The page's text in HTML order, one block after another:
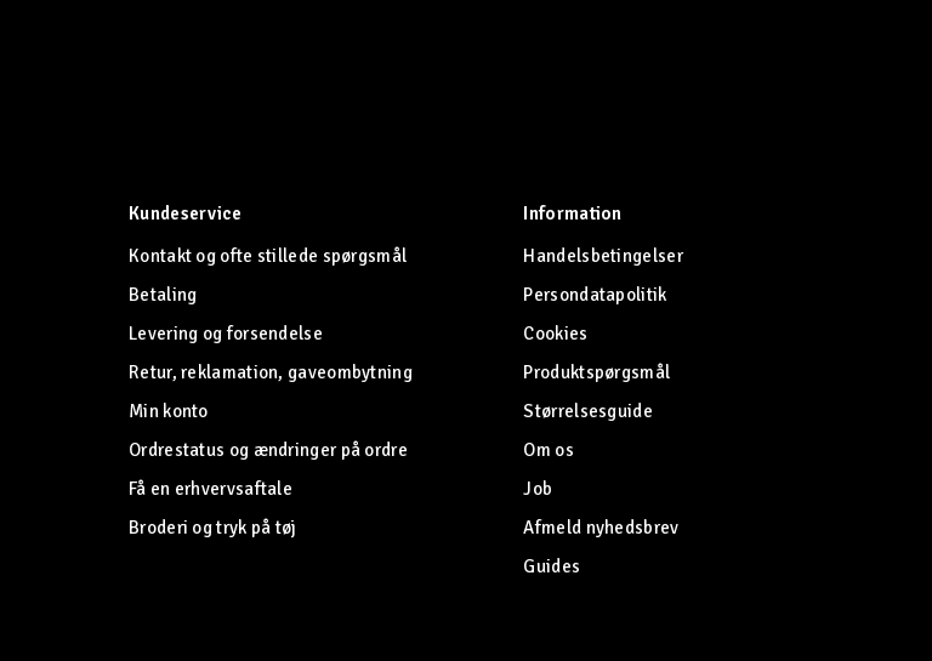
Kundeservice
Kontakt og ofte stillede spørgsmål
Betaling
Levering og forsendelse
Retur, reklamation, gaveombytning
Min konto
Ordrestatus og ændringer på ordre
Få en erhvervsaftale
Broderi og tryk på tøj
Information
Handelsbetingelser
Persondatapolitik
Cookies
Produktspørgsmål
Størrelsesguide
Om os
Job
Afmeld nyhedsbrev
Guides